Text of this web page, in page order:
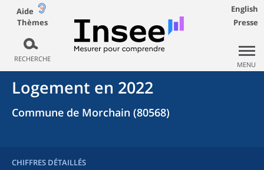
Aide
Thèmes
RECHERCHE
English
Presse
MENU
Logement en 2022
Commune de Morchain (80568)
CHIFFRES DÉTAILLÉS